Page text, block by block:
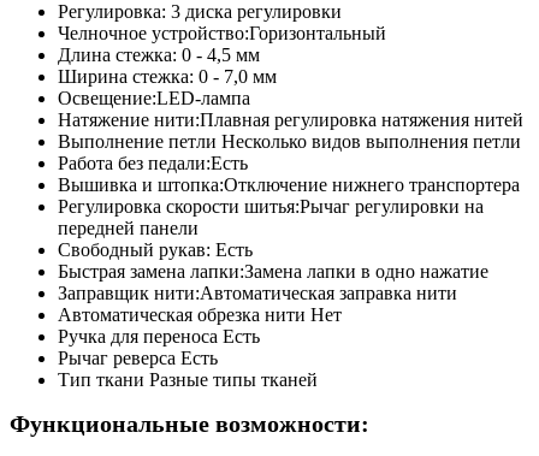
Регулировка: 3 диска регулировки
Челночное устройство:Горизонтальный
Длина стежка: 0 - 4,5 мм
Ширина стежка: 0 - 7,0 мм
Освещение:LED-лампа
Натяжение нити:Плавная регулировка натяжения нитей
Выполнение петли Несколько видов выполнения петли
Работа без педали:Есть
Вышивка и штопка:Отключение нижнего транспортера
Регулировка скорости шитья:Рычаг регулировки на
передней панели
Свободный рукав: Есть
Быстрая замена лапки:Замена лапки в одно нажатие
Заправщик нити:Автоматическая заправка нити
Автоматическая обрезка нити Нет
Ручка для переноса Есть
Рычаг реверса Есть
Тип ткани Разные типы тканей
Функциональные возможности: